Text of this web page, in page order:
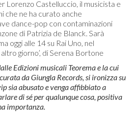
Lorenzo Castelluccio, il musicista e
che ne ha curato anche
dance-pop con contaminazioni
di Patrizia de Blanck. Sarà
oggi alle 14 su Rai Uno, nel
giorno’, di Serena Bortone
Edizioni musicali Teorema e la cui
da Giungla Records, si ironizza su
sia abusato e venga affibbiato a
di sé per qualunque cosa, positiva
importanza.